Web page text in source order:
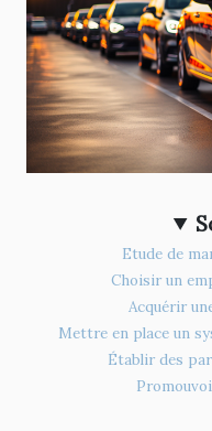
Etude de
Choisir un
Acquérir
Mettre en place un
Établir des